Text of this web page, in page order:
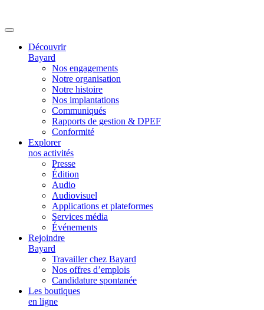
Découvrir
Bayard
Nos engagements
Notre organisation
Notre histoire
Nos implantations
Communiqués
Rapports de gestion & DPEF
Conformité
Explorer
nos activités
Presse
Édition
Audio
Audiovisuel
Applications et plateformes
Services média
Événements
Rejoindre
Bayard
Travailler chez Bayard
Nos offres d’emplois
Candidature spontanée
Les boutiques
en ligne